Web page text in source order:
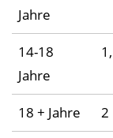
Jahre
14-18
Jahre
18 + Jahre 2